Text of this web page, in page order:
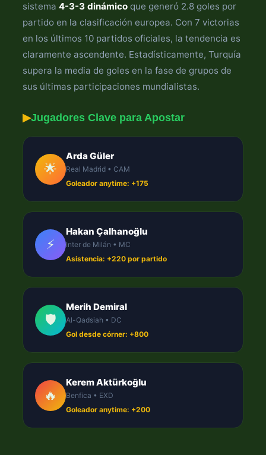
sistema 4-3-3 dinámico que generó 2.8 goles por
partido en la clasificación europea. Con 7 victorias
en los últimos 10 partidos oficiales, la tendencia es
claramente ascendente. Estadísticamente, Turquía
supera la media de goles en la fase de grupos de
sus últimas participaciones mundialistas.
▶Jugadores Clave para Apostar
🌟
Arda Güler
Real Madrid • CAM
Goleador anytime: +175
⚡
Hakan Çalhanoğlu
Inter de Milán • MC
Asistencia: +220 por partido
🛡️
Merih Demiral
Al-Qadsiah • DC
Gol desde córner: +800
🔥
Kerem Aktürkoğlu
Benfica • EXD
Goleador anytime: +200